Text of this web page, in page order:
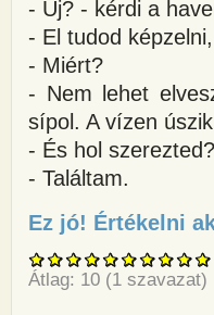
- Új? - kérdi a
- El tudod
- Miért?
- Nem lehet
sípol. A vízen
- És hol
- Találtam.
Ez jó! Értékelni
Átlag: 10 (1 szavazat)